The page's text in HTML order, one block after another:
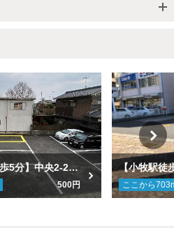
【小牧駅 徒歩5分】中央2-224駐車場
500円 ここから703